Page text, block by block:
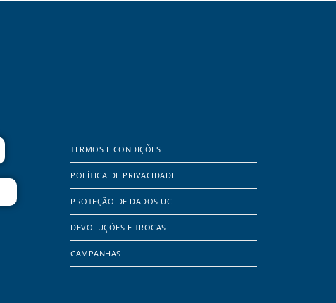
TERMOS E CONDIÇÕES
POLÍTICA DE PRIVACIDADE
PROTEÇÃO DE DADOS UC
DEVOLUÇÕES E TROCAS
CAMPANHAS